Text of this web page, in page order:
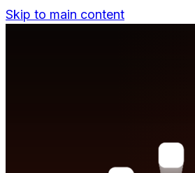
Skip to main content